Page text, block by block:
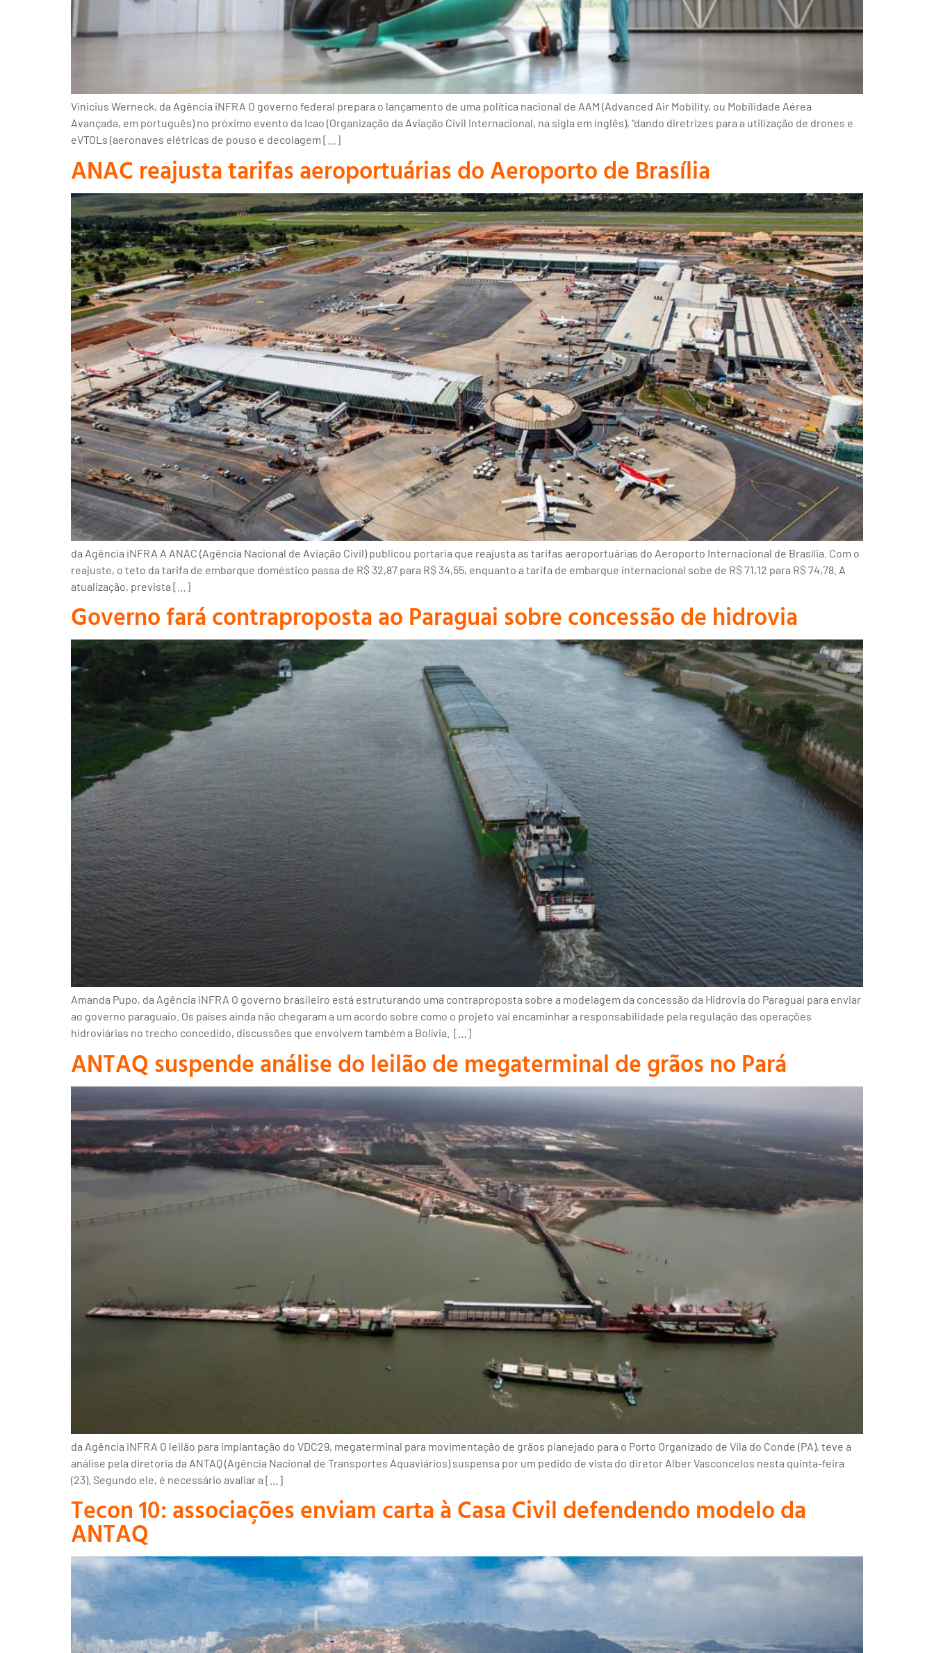
Vinicius Werneck, da Agência iNFRA O governo federal prepara o lançamento de uma política nacional de AAM (Advanced Air Mobility, ou Mobilidade Aérea
Avançada, em português) no próximo evento da Icao (Organização da Aviação Civil Internacional, na sigla em inglês), “dando diretrizes para a utilização de drones e
eVTOLs (aeronaves elétricas de pouso e decolagem […]
ANAC reajusta tarifas aeroportuárias do Aeroporto de Brasília
da Agência iNFRA A ANAC (Agência Nacional de Aviação Civil) publicou portaria que reajusta as tarifas aeroportuárias do Aeroporto Internacional de Brasília. Com o
reajuste, o teto da tarifa de embarque doméstico passa de R$ 32,87 para R$ 34,55, enquanto a tarifa de embarque internacional sobe de R$ 71,12 para R$ 74,78. A
atualização, prevista […]
Governo fará contraproposta ao Paraguai sobre concessão de hidrovia
Amanda Pupo, da Agência iNFRA O governo brasileiro está estruturando uma contraproposta sobre a modelagem da concessão da Hidrovia do Paraguai para enviar
ao governo paraguaio. Os países ainda não chegaram a um acordo sobre como o projeto vai encaminhar a responsabilidade pela regulação das operações
hidroviárias no trecho concedido, discussões que envolvem também a Bolívia. […]
ANTAQ suspende análise do leilão de megaterminal de grãos no Pará
da Agência iNFRA O leilão para implantação do VDC29, megaterminal para movimentação de grãos planejado para o Porto Organizado de Vila do Conde (PA), teve a
análise pela diretoria da ANTAQ (Agência Nacional de Transportes Aquaviários) suspensa por um pedido de vista do diretor Alber Vasconcelos nesta quinta-feira
(23). Segundo ele, é necessário avaliar a […]
Tecon 10: associações enviam carta à Casa Civil defendendo modelo da
ANTAQ